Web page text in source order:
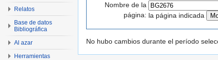
Nombre de la
página: la página indicada
No hubo cambios durante el período
Relatos
Base de datos
Bibliográfica
Al azar
Herramientas